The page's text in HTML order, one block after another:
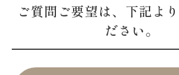
ご質問ご要望は、下記よ
ださい。